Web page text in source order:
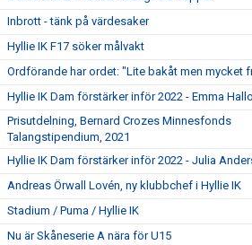
Inbrott - tänk på värdesaker
Hyllie IK F17 söker målvakt
Ordförande har ordet: "Lite bakåt men mycket
Hyllie IK Dam förstärker inför 2022 - Emma
Prisutdelning, Bernard Crozes Minnesfonds
Talangstipendium, 2021
Hyllie IK Dam förstärker inför 2022 - Julia
Andreas Örwall Lovén, ny klubbchef i Hyllie IK
Stadium / Puma / Hyllie IK
Nu är Skåneserie A nära för U15